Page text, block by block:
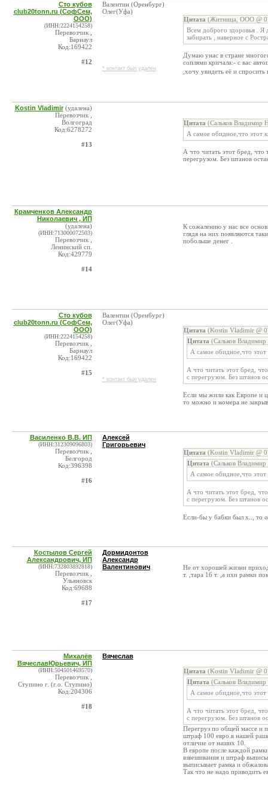
Сто кубов
club20tonn.ru (СофСем,
ООО)
(ИНН:2224154258)
Перевозчик ,
Барнаул
Код:169422
#12
Валентин (Оренбург)
Олег(Уфа)
* контакт был удален
Цитата (Житница, ООО @
Всем доброго здоровья . Я
забирать , наверное с
Думаю унас в стране
соплями кричала:- с вас
,хочу увидеть её и
Kostin Vladimir (удалена)
Перевозчик ,
Волгоград
Код:6278272
#13
Цитата (Сальков Владимир
А самое обидное,что этот
А что читать этот бред,
перегрузом. Без штанов
Крамченков Александр
Николаевич , ИП
(удалена)
(ИНН:713000072503)
Перевозчик ,
Ленинский сп.
Код:429779
#14
К сожалению у нас все
глядя на них появляются
побольше денег .
Сто кубов
club20tonn.ru (СофСем,
ООО)
(ИНН:2224154258)
Перевозчик ,
Барнаул
Код:169422
#15
Валентин (Оренбург)
Олег(Уфа)
* контакт был удален
Цитата (Kostin Vladimir @
Цитата (Сальков
А самое обидное,что
А что читать этот бред,
с перегрузом. Без штанов
Если мы жили как Европе и
то можно и номера не
Василенко В.В. ИП
(ИНН:312309096803)
Перевозчик ,
Белгород
Код:396398
#16
Алексей
Григорьевич
Цитата (Kostin Vladimir @
Цитата (Сальков
А самое обидное,что
А что читать этот бред,
с перегрузом. Без штанов
Если-бы у бабки был х.., то
Костылов Сергей
Александрович, ИП
(ИНН:732803892818)
Перевозчик ,
Ульяновск
Код:69688
#17
Дормидонтов
Александр
Валентинович
Не от хорошей жизни
т. ,тара 16 т. ,а ихи рамки
Михалёв
ВячеславЮрьевич, ИП
(ИНН:504501469570)
Перевозчик ,
Ступино г. (г.о. Ступино)
Код:204306
#18
Вячеслав
Цитата (Kostin Vladimir @
Цитата (Сальков
А самое обидное,что
А что читать этот бред,
с перегрузом. Без штанов
Перегруз по общей массе и
штраф 100 евро.в нашей
отличие от наших 10.
В европе после каждой
взвешивания и штраф
выписывает рамка и
Так что не надо приводить